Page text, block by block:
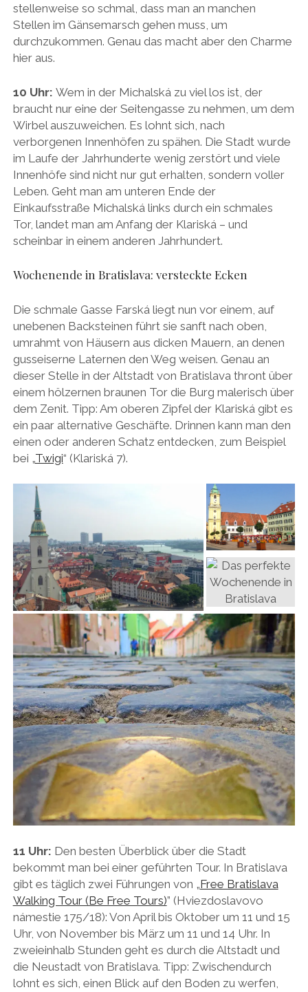
stellenweise so schmal, dass man an manchen
Stellen im Gänsemarsch gehen muss, um
durchzukommen. Genau das macht aber den Charme
hier aus.
10 Uhr: Wem in der Michalská zu viel los ist, der
braucht nur eine der Seitengasse zu nehmen, um dem
Wirbel auszuweichen. Es lohnt sich, nach
verborgenen Innenhöfen zu spähen. Die Stadt wurde
im Laufe der Jahrhunderte wenig zerstört und viele
Innenhöfe sind nicht nur gut erhalten, sondern voller
Leben. Geht man am unteren Ende der
Einkaufsstraße Michalská links durch ein schmales
Tor, landet man am Anfang der Klariská – und
scheinbar in einem anderen Jahrhundert.
Wochenende in Bratislava: versteckte Ecken
Die schmale Gasse Farská liegt nun vor einem, auf
unebenen Backsteinen führt sie sanft nach oben,
umrahmt von Häusern aus dicken Mauern, an denen
gusseiserne Laternen den Weg weisen. Genau an
dieser Stelle in der Altstadt von Bratislava thront über
einem hölzernen braunen Tor die Burg malerisch über
dem Zenit. Tipp: Am oberen Zipfel der Klariská gibt es
ein paar alternative Geschäfte. Drinnen kann man den
einen oder anderen Schatz entdecken, zum Beispiel
bei „Twigi“ (Klariská 7).
11 Uhr: Den besten Überblick über die Stadt
bekommt man bei einer geführten Tour. In Bratislava
gibt es täglich zwei Führungen von „Free Bratislava
Walking Tour (Be Free Tours)” (Hviezdoslavovo
námestie 175/18): Von April bis Oktober um 11 und 15
Uhr, von November bis März um 11 und 14 Uhr. In
zweieinhalb Stunden geht es durch die Altstadt und
die Neustadt von Bratislava. Tipp: Zwischendurch
lohnt es sich, einen Blick auf den Boden zu werfen,